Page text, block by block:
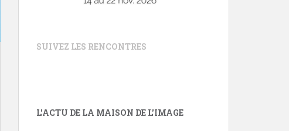
SUIVEZ LES RENCONTRES
L'ACTU DE LA MAISON DE L'IMAGE